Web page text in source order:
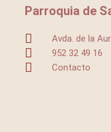
Parroquia de
Avda. de la
952 32 49 16
Contacto